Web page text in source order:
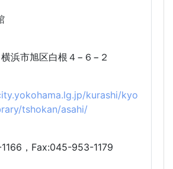
浜市旭区白根４−６−２
kurashi/kyo
tshokan/asahi/
，Fax:045-953-1179